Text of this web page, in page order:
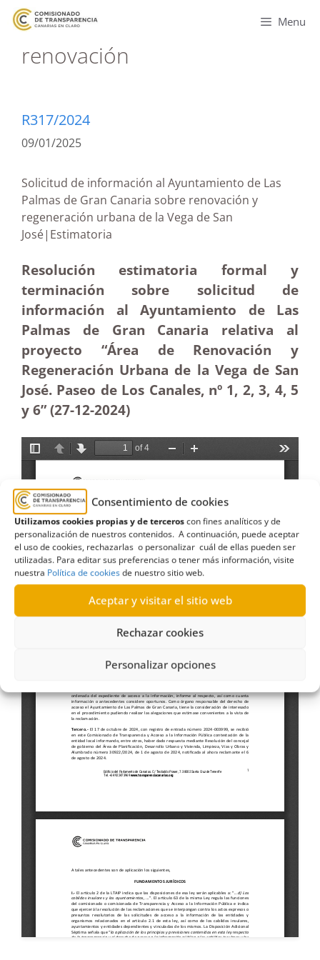
Consentimiento de cookies
Utilizamos cookies propias y de terceroscon fines analíticos y de
personalización de nuestros contenidos. A continuación, puede aceptar
el uso de cookies, rechazarlas o personalizar cuál de ellas pueden ser
utilizadas. Para editar sus preferencias o tener más información, visite
nuestra Política de cookiesde nuestro sitio web.
Aceptar y visitar el sitio web
Rechazar cookies
Personalizar opciones
Menu
renovación
R317/2024
09/01/2025
Solicitud de información al Ayuntamiento de Las
Palmas de Gran Canaria sobre renovación y
regeneración urbana de la Vega de San
José|Estimatoria
Resolución estimatoria formal y
terminación sobre solicitud de
información al Ayuntamiento de Las
Palmas de Gran Canaria relativa al
proyecto “Área de Renovación y
Regeneración Urbana de la Vega de San
José. Paseo de Los Canales, nº 1, 2, 3, 4, 5
y 6” (27-12-2024)